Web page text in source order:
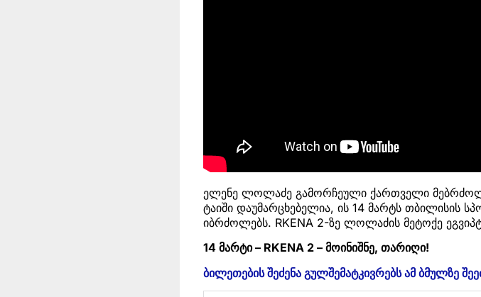
ელენე ლოლაძე გამორჩეული ქართველი
ტაიში დაუმარცხებელია, ის 14 მარტს თბილისის
იბრძოლებს. RKENA 2-ზე ლოლაძის მეტოქე
14 მარტი – RKENA 2 – მოინიშნე, თარიღი!
ბილეთების შეძენა გულშემატკივრებს ამ ბმულზე